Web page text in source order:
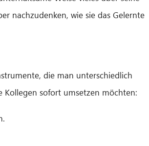
nachzudenken, wie sie das Gelernte
die man unterschiedlich
Kollegen sofort umsetzen möchten: